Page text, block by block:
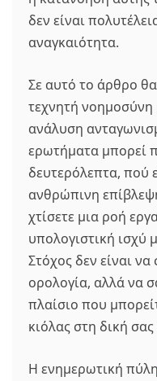
δεν είναι
αναγκαιότητα.
Σε αυτό το άρθρο
τεχνητή νοημοσύνη
ανάλυση
ερωτήματα μπορεί
δευτερόλεπτα, πού
ανθρώπινη
χτίσετε μια ροή
υπολογιστική ισχύ
Στόχος δεν είναι
ορολογία, αλλά να
πλαίσιο που
κιόλας στη δική
Η ενημερωτική πύλη